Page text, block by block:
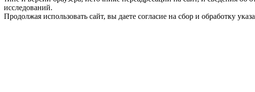
исследований.
Продолжая использовать сайт, вы даете согласие на сбор и обработку